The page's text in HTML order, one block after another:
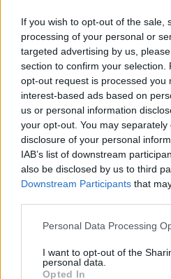
If you wish to opt-out of the sale,
processing of your personal or
targeted advertising by us,
section to confirm your selection.
opt-out request is processed you
interest-based ads based on
us or personal information
your opt-out. You may
disclosure of your personal
IAB’s list of downstream
also be disclosed by us to third
Downstream Participants that
Personal Data Processing
I want to opt-out of the
personal data.
Opted In